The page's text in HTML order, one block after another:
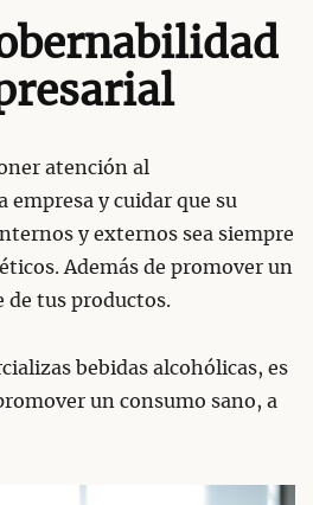
atención al
y cuidar que su
y externos sea siempre
Además de promover un
de tus productos.
bebidas alcohólicas, es
un consumo sano, a